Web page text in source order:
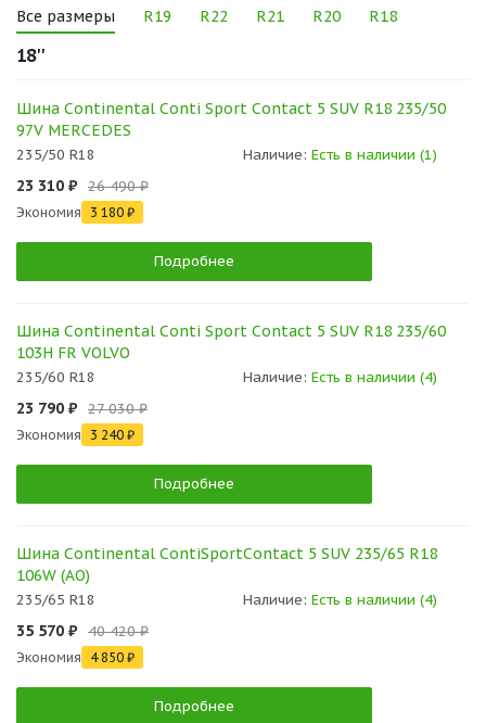
Все размеры R19 R22 R21 R20 R18
18''
Шина Continental Conti Sport Contact 5 SUV R18 235/50
97V MERCEDES
235/50 R18 Наличие: Есть в наличии (1)
23 310 ₽ 26 490 ₽
Экономия 3 180 ₽
Подробнее
Шина Continental Conti Sport Contact 5 SUV R18 235/60
103H FR VOLVO
235/60 R18 Наличие: Есть в наличии (4)
23 790 ₽ 27 030 ₽
Экономия 3 240 ₽
Подробнее
Шина Continental ContiSportContact 5 SUV 235/65 R18
106W (AO)
235/65 R18 Наличие: Есть в наличии (4)
35 570 ₽ 40 420 ₽
Экономия 4 850 ₽
Подробнее